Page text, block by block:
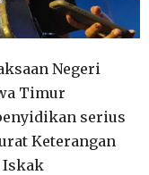
Negeri
Timur
serius
Keterangan
Iskak